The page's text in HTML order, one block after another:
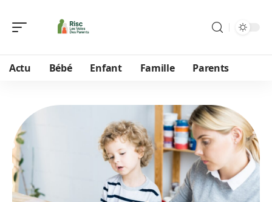
Actu Bébé Enfant Famille Parents